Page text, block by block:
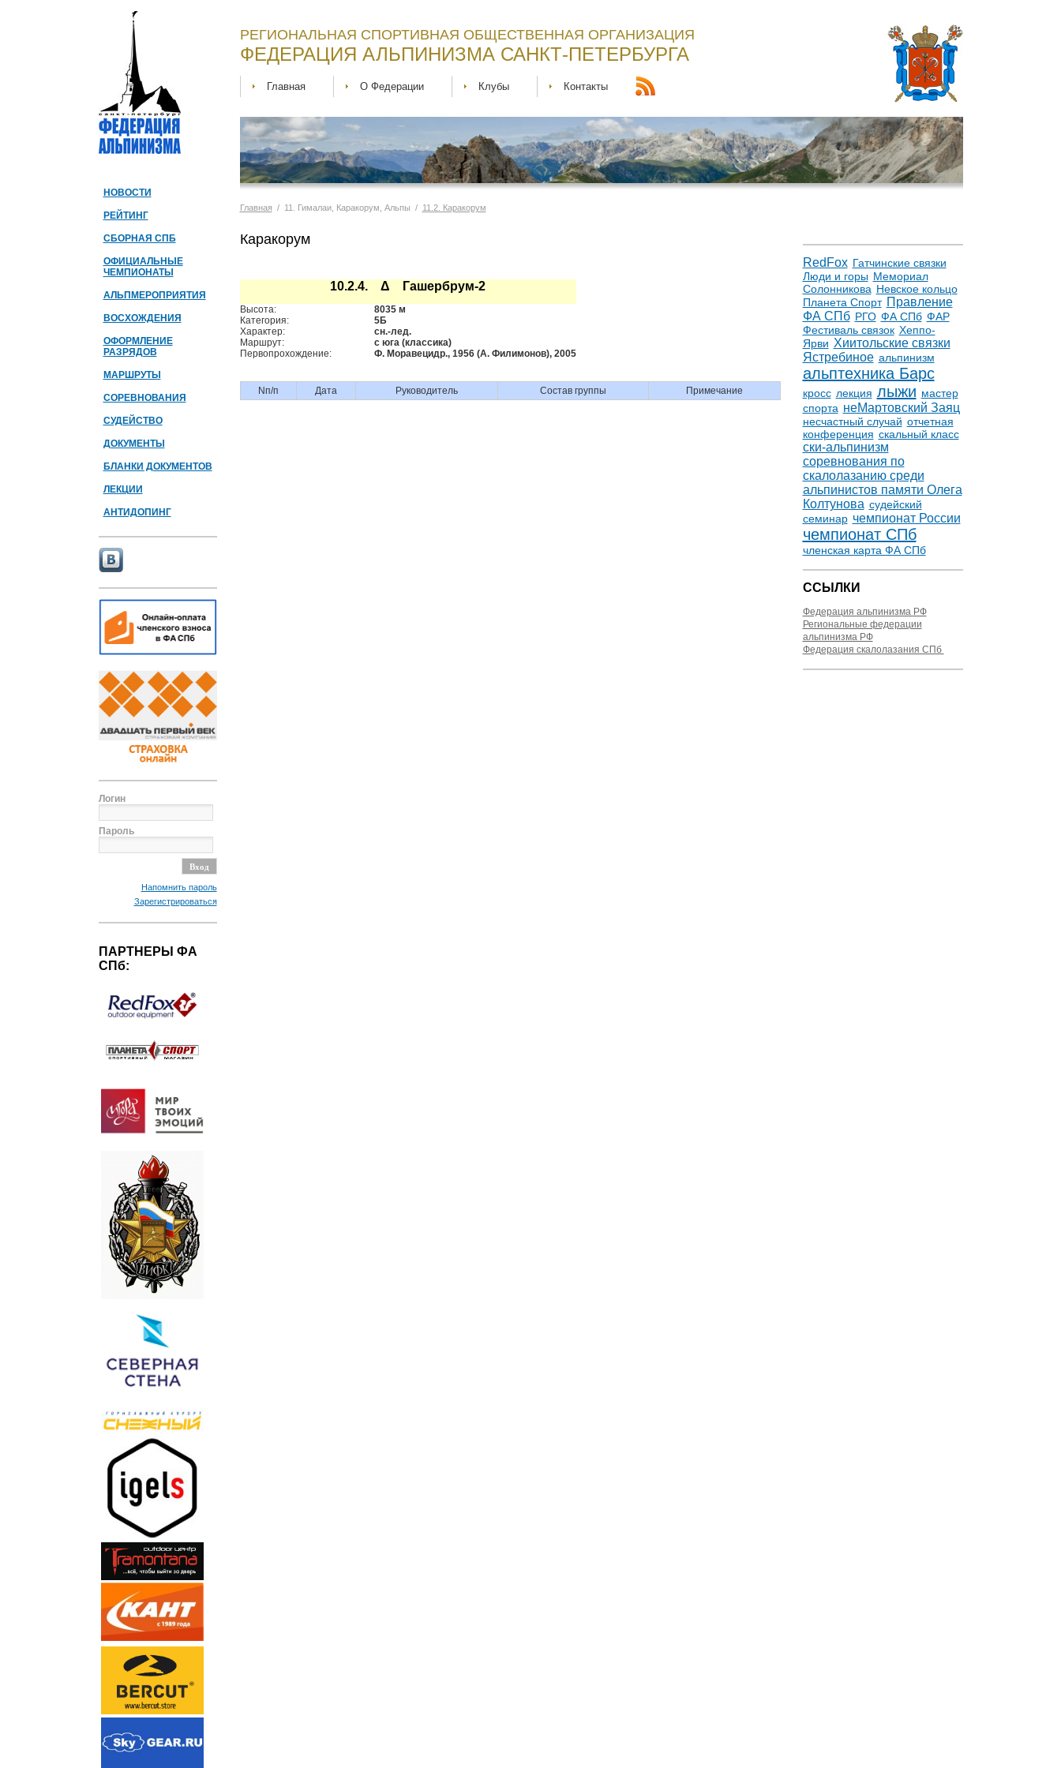
НОВОСТИ
РЕЙТИНГ
СБОРНАЯ СПБ
ОФИЦИАЛЬНЫЕ
ЧЕМПИОНАТЫ
АЛЬПМЕРОПРИЯТИЯ
ВОСХОЖДЕНИЯ
ОФОРМЛЕНИЕ
РАЗРЯДОВ
МАРШРУТЫ
СОРЕВНОВАНИЯ
СУДЕЙСТВО
ДОКУМЕНТЫ
БЛАНКИ ДОКУМЕНТОВ
ЛЕКЦИИ
АНТИДОПИНГ
Логин
Пароль
Напомнить пароль
Зарегистрироваться
ПАРТНЕРЫ ФА
СПб:
РЕГИОНАЛЬНАЯ СПОРТИВНАЯ ОБЩЕСТВЕННАЯ ОРГАНИЗАЦИЯ
ФЕДЕРАЦИЯ АЛЬПИНИЗМА САНКТ-ПЕТЕРБУРГА
Главная О Федерации Клубы Контакты
Главная / 11. Гималаи, Каракорум, Альпы / 11.2. Каракорум
RedFox Гатчинские связки
Люди и горы Мемориал
Солонникова Невское кольцо
Планета Спорт Правление
ФА СПб РГО ФА СПб ФАР
Фестиваль связок Хеппо-
Ярви Хиитольские связки
Ястребиное альпинизм
альптехника Барс
кросс лекция лыжи мастер
спорта неМартовский Заяц
несчастный случай отчетная
конференция скальный класс
ски-альпинизм
соревнования по
скалолазанию среди
альпинистов памяти Олега
Колтунова судейский
семинар чемпионат России
чемпионат СПб
членская карта ФА СПб
ССЫЛКИ
Федерация альпинизма РФ
Региональные федерации
альпинизма РФ
Федерация скалолазания СПб
Каракорум
10.2.4. Δ Гашербрум-2
Высота:
8035 м
Категория:
5Б
Характер:
сн.-лед.
Маршрут:
с юга (классика)
Первопрохождение:
Ф. Моравецидр., 1956 (А. Филимонов), 2005
Nп/п Дата Руководитель Состав группы Примечание